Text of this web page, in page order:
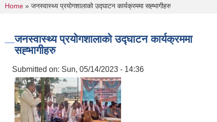
You are here
Home » जनस्वास्थ्य प्रयोगशालाको उद्घाटन कार्यक्रममा सह्भागीहरु
जनस्वास्थ्य प्रयोगशालाको उद्घाटन कार्यक्रममा
सह्भागीहरु
Submitted on: Sun, 05/14/2023 - 14:36